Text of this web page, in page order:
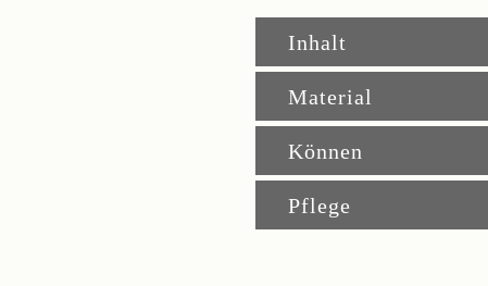
Pu
quantityInhalt
Material
Können
Pflege